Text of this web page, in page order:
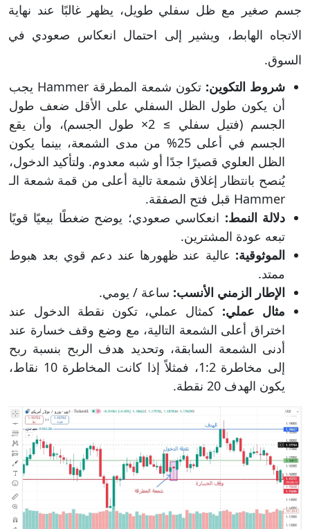
جسم صغير مع ظل سفلي طويل، يظهر غالبًا عند نهاية
الاتجاه الهابط، ويشير إلى احتمال انعكاس صعودي في
السوق.
شروط التكوين:
تكون شمعة المطرقة Hammer يجب
أن يكون طول الظل السفلي على الأقل ضعف طول
الجسم (فتيل سفلي ≥ 2× طول الجسم)، وأن يقع
الجسم في أعلى 25% من مدى الشمعة، بينما يكون
الظل العلوي قصيرًا جدًا أو شبه معدوم. ولتأكيد الدخول،
يُنصح بانتظار إغلاق شمعة تالية أعلى من قمة شمعة الـ
Hammer قبل فتح الصفقة.
دلالة النمط: انعكاسي صعودي؛ يوضح ضغطًا بيعيًا قويًا
تبعه عودة المشترين.
الموثوقية: عالية عند ظهورها عند دعم قوي بعد هبوط
ممتد.
الإطار الزمني الأنسب: ساعة / يومي.
مثال عملي: كمثال عملي، تكون نقطة الدخول عند
اختراق أعلى الشمعة التالية، مع وضع وقف خسارة عند
أدنى الشمعة السابقة، وتحديد هدف الربح بنسبة ربح
إلى مخاطرة 1:2، فمثلاً إذا كانت المخاطرة 10 نقاط،
يكون الهدف 20 نقطة.